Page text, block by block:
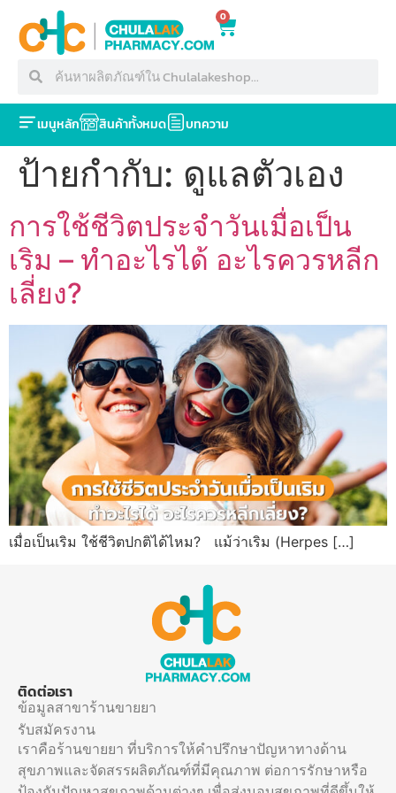
0
เมนูหลัก สินค้าทั้งหมด บทความ
ป้ายกำกับ: ดูแลตัวเอง
การใช้ชีวิตประจำวันเมื่อเป็น
เริม – ทำอะไรได้ อะไรควรหลีก
เลี่ยง?
เมื่อเป็นเริม ใช้ชีวิตปกติได้ไหม? แม้ว่าเริม (Herpes […]
ติดต่อเรา
ข้อมูลสาขาร้านขายยา
รับสมัครงาน
เราคือร้านขายยา ที่บริการให้คำปรึกษาปัญหาทางด้าน
สุขภาพและจัดสรรผลิตภัณฑ์ที่มีคุณภาพ ต่อการรักษาหรือ